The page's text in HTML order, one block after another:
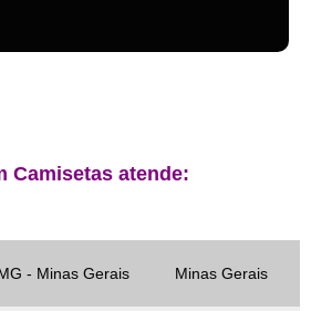
Camisetas atende:
- Minas Gerais Minas Gerais